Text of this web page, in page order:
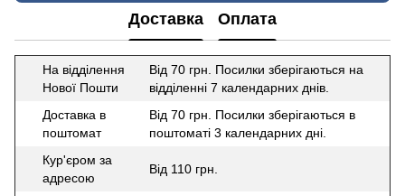
Доставка Оплата
На відділення
Нової Пошти
Від 70 грн. Посилки зберігаються на
відділенні 7 календарних днів.
Доставка в
поштомат
Від 70 грн. Посилки зберігаються в
поштоматі 3 календарних дні.
Кур'єром за
адресою
Від 110 грн.